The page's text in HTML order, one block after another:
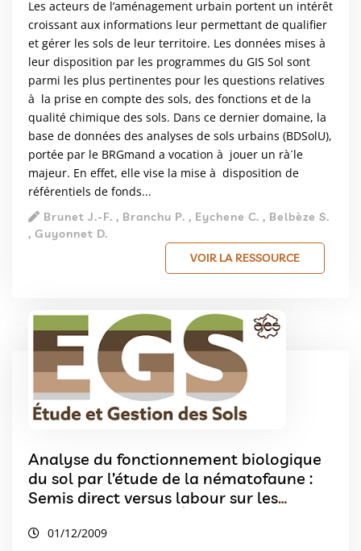
Les acteurs de l’aménagement urbain portent un intérêt
croissant aux informations leur permettant de qualifier
et gérer les sols de leur territoire. Les données mises à
leur disposition par les programmes du GIS Sol sont
parmi les plus pertinentes pour les questions relatives
à la prise en compte des sols, des fonctions et de la
qualité chimique des sols. Dans ce dernier domaine, la
base de données des analyses de sols urbains (BDSolU),
portée par le BRGmand a vocation à jouer un rà´le
majeur. En effet, elle vise la mise à disposition de
référentiels de fonds...
Brunet J.-F. , Branchu P. , Eychene C. , Belbèze S.
, Guyonnet D.
VOIR LA RESSOURCE
Analyse du fonctionnement biologique
du sol par l’étude de la nématofaune :
Semis direct versus labour sur les
(Madagascar)
01/12/2009